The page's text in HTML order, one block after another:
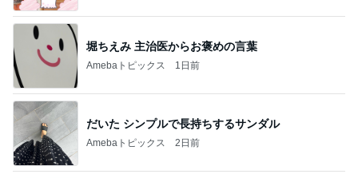
堀ちえみ 主治医からお褒めの言葉
Amebaトピックス 1日前
だいた シンプルで長持ちするサンダル
Amebaトピックス 2日前